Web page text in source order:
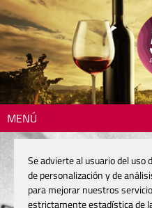
MENÚ
Se advierte al usuario del uso
de personalización y de
para mejorar nuestros
estrictamente estadística de